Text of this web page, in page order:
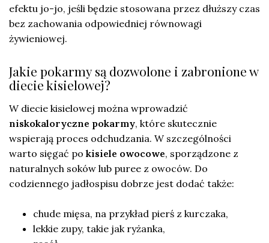
efektu jo-jo, jeśli będzie stosowana przez dłuższy czas
bez zachowania odpowiedniej równowagi
żywieniowej.
Jakie pokarmy są dozwolone i zabronione w
diecie kisielowej?
W diecie kisielowej można wprowadzić
niskokaloryczne pokarmy, które skutecznie
wspierają proces odchudzania. W szczególności
warto sięgać po kisiele owocowe, sporządzone z
naturalnych soków lub puree z owoców. Do
codziennego jadłospisu dobrze jest dodać także:
chude mięsa, na przykład pierś z kurczaka,
lekkie zupy, takie jak ryżanka,